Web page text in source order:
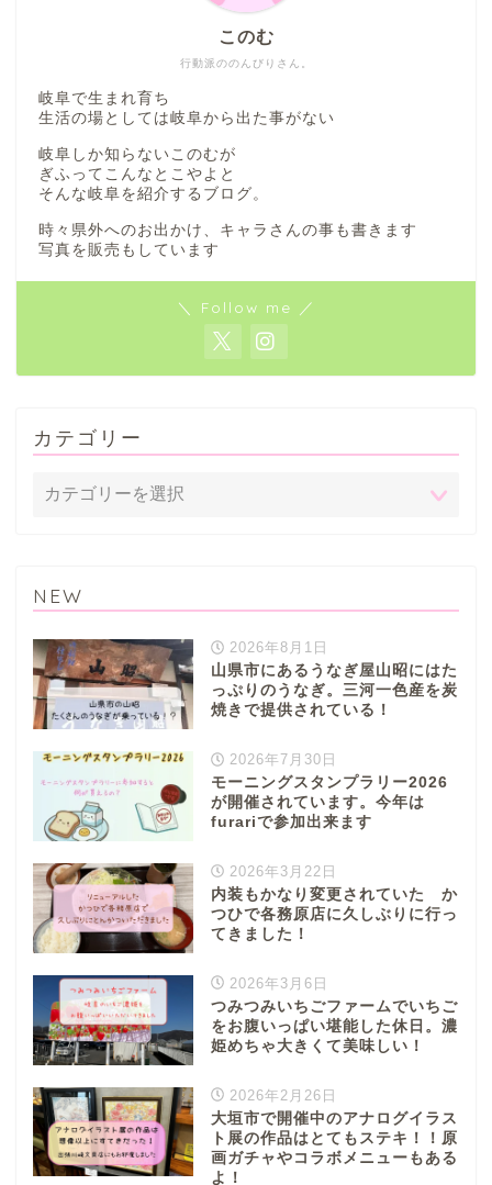
行動派ののんびりさん。
このむ
岐阜で生まれ育ち
生活の場としては岐阜から出た事がない
岐阜しか知らないこのむが
ぎふってこんなとこやよと
そんな岐阜を紹介するブログ。
時々県外へのお出かけ、キャラさんの事も書きます
写真を販売もしています
＼ Follow me ／
カテゴリー
NEW
2026年8月1日
山県市にあるうなぎ屋山昭にはた
っぷりのうなぎ。三河一色産を炭
焼きで提供されている！
2026年7月30日
モーニングスタンプラリー2026
が開催されています。今年は
furariで参加出来ます
2026年3月22日
内装もかなり変更されていた か
つひで各務原店に久しぶりに行っ
てきました！
2026年3月6日
つみつみいちごファームでいちご
をお腹いっぱい堪能した休日。濃
姫めちゃ大きくて美味しい！
2026年2月26日
大垣市で開催中のアナログイラス
ト展の作品はとてもステキ！！原
画ガチャやコラボメニューもある
よ！